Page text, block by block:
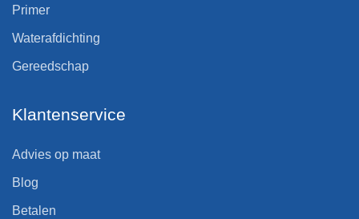
Primer
Waterafdichting
Gereedschap
Klantenservice
Advies op maat
Blog
Betalen